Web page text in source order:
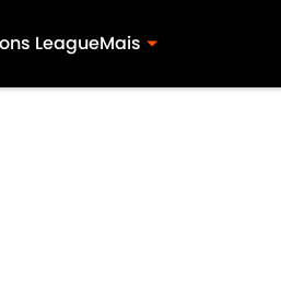
LeagueMais